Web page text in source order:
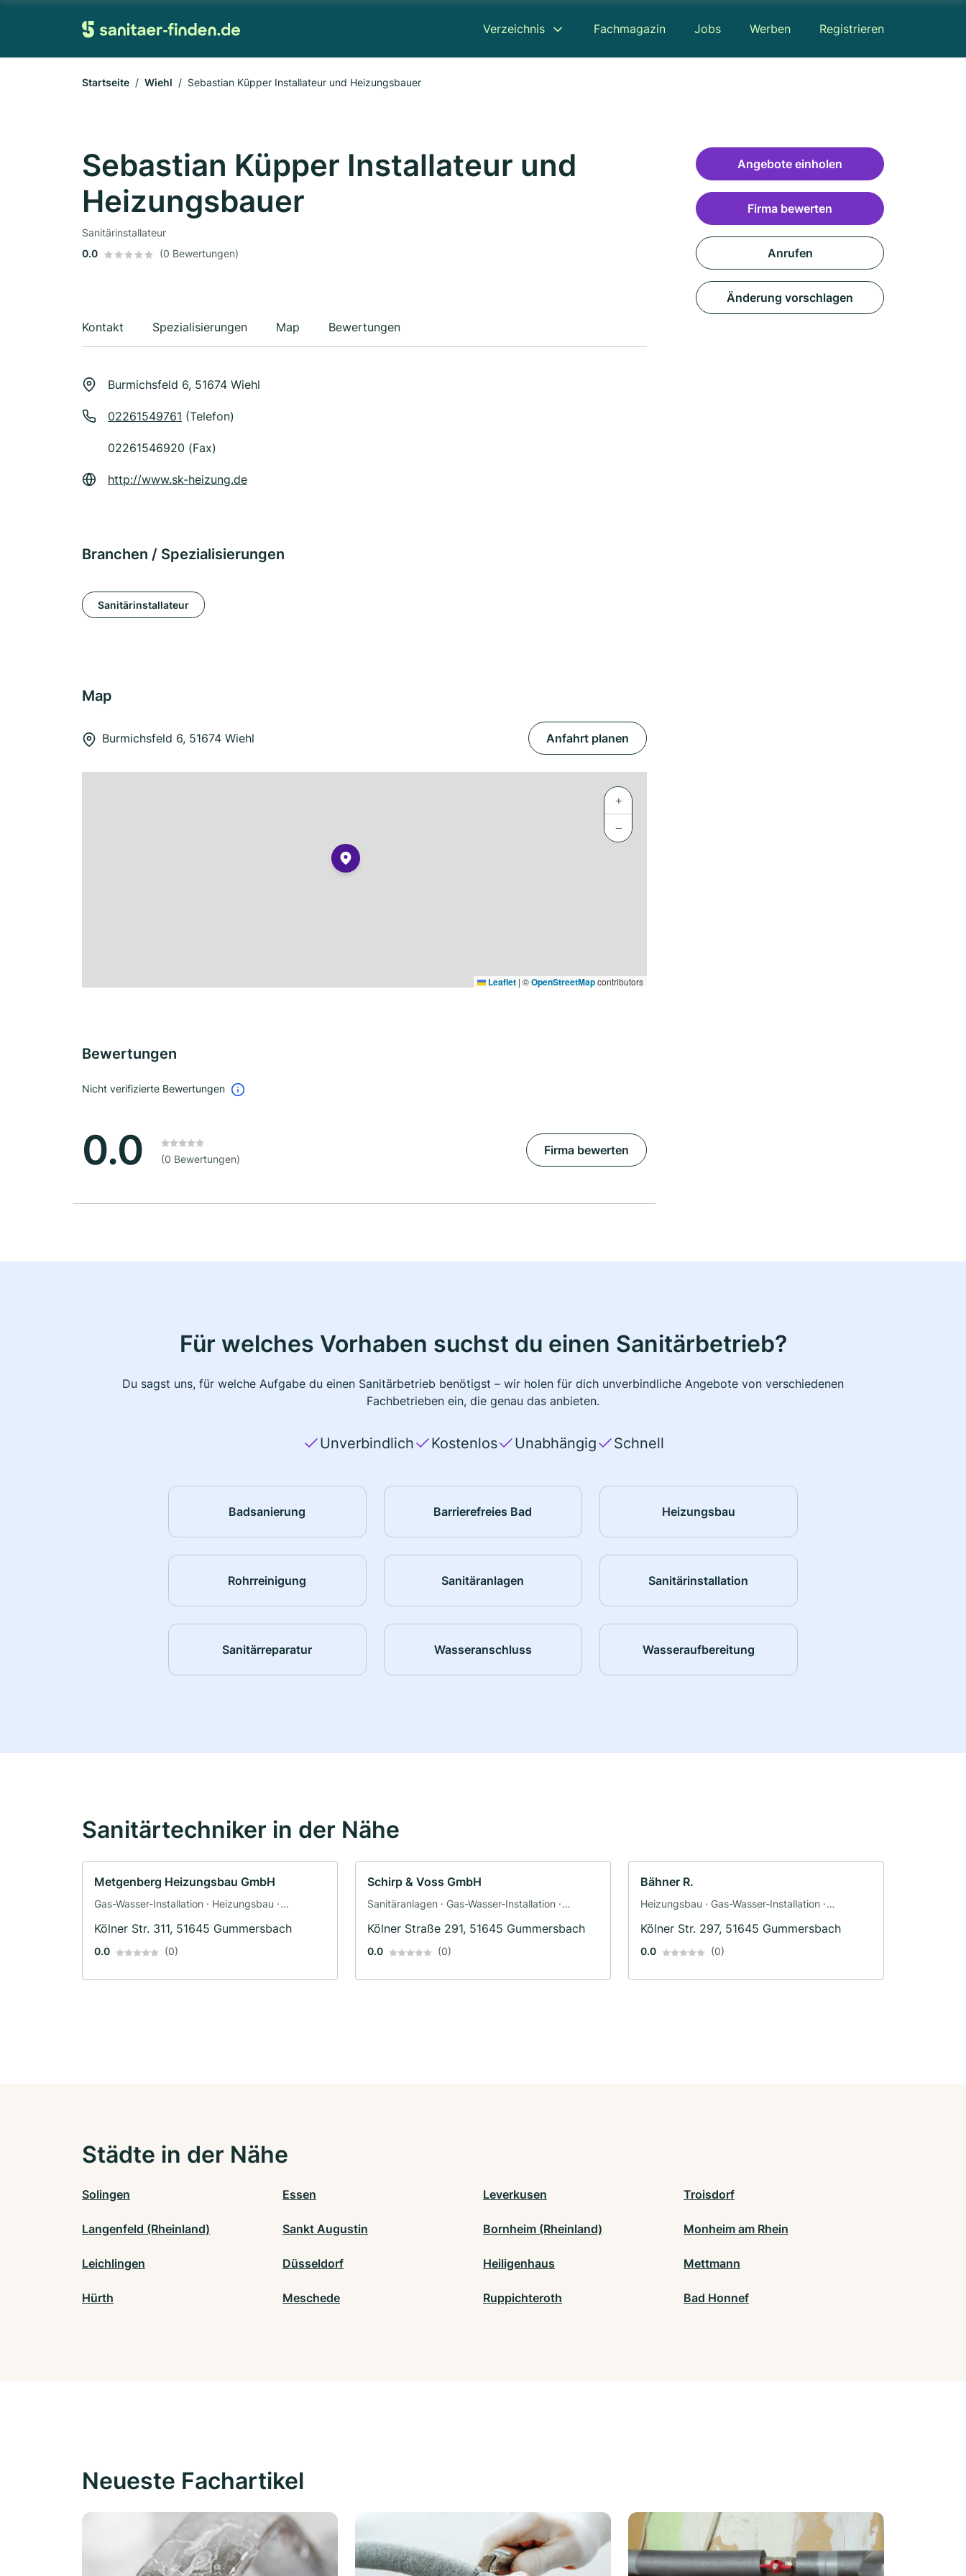
Verzeichnis Fachmagazin Jobs Werben Registrieren
Startseite Wiehl Sebastian Küpper Installateur und Heizungsbauer
Sebastian Küpper Installateur und
Heizungsbauer
Sanitärinstallateur
0.0
(0 Bewertungen)
Kontakt Spezialisierungen Map Bewertungen
Burmichsfeld 6, 51674 Wiehl
02261549761 (Telefon)
02261546920 (Fax)
http://www.sk-heizung.de
Branchen / Spezialisierungen
Sanitärinstallateur
Map
Burmichsfeld 6, 51674 Wiehl Anfahrt planen
+
−
Leaflet | ©OpenStreetMapcontributors
Bewertungen
Nicht verifizierte Bewertungen
0.0 (0 Bewertungen)
Firma bewerten
Angebote einholen
Firma bewerten
Anrufen
Änderung vorschlagen
Für welches Vorhaben suchst du einen Sanitärbetrieb?
Du sagst uns, für welche Aufgabe du einen Sanitärbetrieb benötigst – wir holen für dich unverbindliche Angebote von verschiedenen
Fachbetrieben ein, die genau das anbieten.
Unverbindlich Kostenlos Unabhängig Schnell
Badsanierung Barrierefreies Bad Heizungsbau
Rohrreinigung Sanitäranlagen Sanitärinstallation
Sanitärreparatur Wasseranschluss Wasseraufbereitung
Sanitärtechniker in der Nähe
Metgenberg Heizungsbau GmbH
Gas-Wasser-Installation · Heizungsbau ·
Kölner Str. 311, 51645 Gummersbach
0.0 (0)
Schirp & Voss GmbH
Sanitäranlagen · Gas-Wasser-Installation ·
Heizungsbau
Kölner Straße 291, 51645 Gummersbach
0.0 (0)
Bähner R.
Heizungsbau · Gas-Wasser-Installation ·
Kölner Str. 297, 51645 Gummersbach
0.0 (0)
Städte in der Nähe
Solingen Essen Leverkusen Troisdorf
Langenfeld (Rheinland) Sankt Augustin Bornheim (Rheinland) Monheim am Rhein
Leichlingen Düsseldorf Heiligenhaus Mettmann
Hürth Meschede Ruppichteroth Bad Honnef
Neueste Fachartikel